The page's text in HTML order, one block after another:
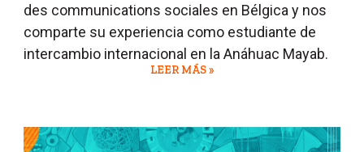
des communications sociales en Bélgica y nos
comparte su experiencia como estudiante de
intercambio internacional en la Anáhuac Mayab.
LEER MÁS »